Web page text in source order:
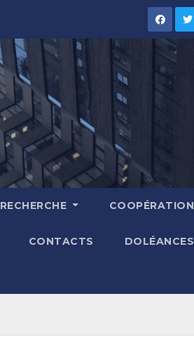
RECHERCHE COOPÉRATION
CONTACTS DOLÉANCES